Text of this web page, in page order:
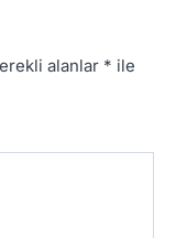
alanlar * ile